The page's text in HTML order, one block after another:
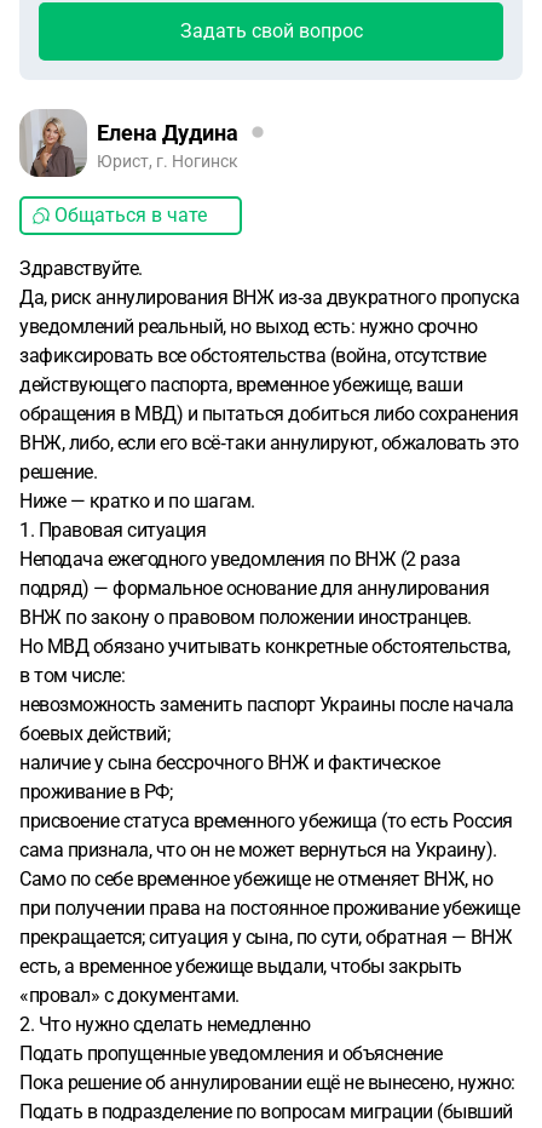
Задать свой вопрос
Елена Дудина
Юрист, г. Ногинск
Общаться в чате
Здравствуйте.
Да, риск аннулирования ВНЖ из‑за двукратного пропуска
уведомлений реальный, но выход есть: нужно срочно
зафиксировать все обстоятельства (война, отсутствие
действующего паспорта, временное убежище, ваши
обращения в МВД) и пытаться добиться либо сохранения
ВНЖ, либо, если его всё‑таки аннулируют, обжаловать это
решение.
Ниже — кратко и по шагам.
1. Правовая ситуация
Неподача ежегодного уведомления по ВНЖ (2 раза
подряд) — формальное основание для аннулирования
ВНЖ по закону о правовом положении иностранцев.
Но МВД обязано учитывать конкретные обстоятельства,
в том числе:
невозможность заменить паспорт Украины после начала
боевых действий;
наличие у сына бессрочного ВНЖ и фактическое
проживание в РФ;
присвоение статуса временного убежища (то есть Россия
сама признала, что он не может вернуться на Украину).
Само по себе временное убежище не отменяет ВНЖ, но
при получении права на постоянное проживание убежище
прекращается; ситуация у сына, по сути, обратная — ВНЖ
есть, а временное убежище выдали, чтобы закрыть
«провал» с документами.
2. Что нужно сделать немедленно
Подать пропущенные уведомления и объяснение
Пока решение об аннулировании ещё не вынесено, нужно:
Подать в подразделение по вопросам миграции (бывший